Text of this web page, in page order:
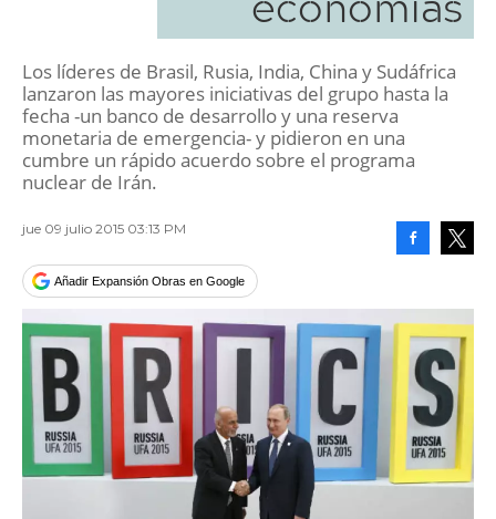
Los líderes de Brasil, Rusia, India, China y Sudáfrica
lanzaron las mayores iniciativas del grupo hasta la
fecha -un banco de desarrollo y una reserva
monetaria de emergencia- y pidieron en una
cumbre un rápido acuerdo sobre el programa
nuclear de Irán.
jue 09 julio 2015 03:13 PM
Añadir Expansión Obras en Google